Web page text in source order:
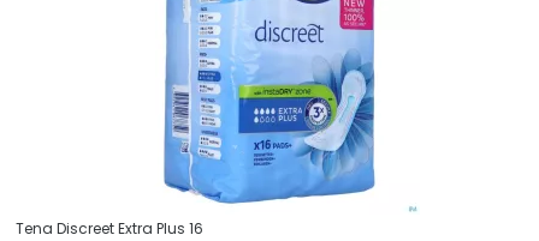
Tena Discreet Extra Plus 16